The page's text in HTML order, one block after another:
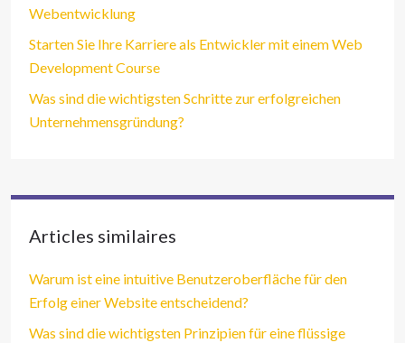
Webentwicklung
Starten Sie Ihre Karriere als Entwickler mit einem Web
Development Course
Was sind die wichtigsten Schritte zur erfolgreichen
Unternehmensgründung?
Articles similaires
Warum ist eine intuitive Benutzeroberfläche für den
Erfolg einer Website entscheidend?
Was sind die wichtigsten Prinzipien für eine flüssige